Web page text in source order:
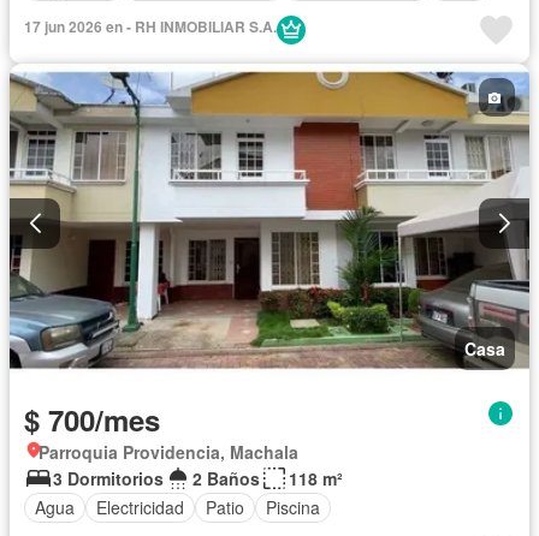
17 jun 2026 en - RH INMOBILIAR S.A.
Casa
$ 700/mes
Parroquia Providencia, Machala
3 Dormitorios
2 Baños
118 m²
Agua
Electricidad Patio Piscina